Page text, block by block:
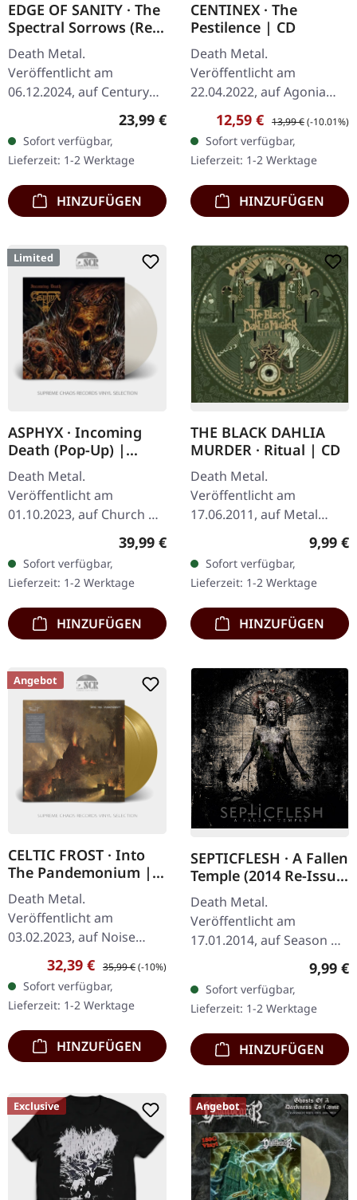
EDGE OF SANITY · The
Spectral Sorrows (Re-
Issue 2024) | 2CD
Death Metal.
Veröffentlicht am
06.12.2024, auf Century
Media Records. Limitierte
Deluxe 2CD Jewelcase in
O-Card Verpackung. "The
Spectral Sorrows"…
Regulärer Preis:
23,99 €
Sofort verfügbar,
Lieferzeit: 1-2 Werktage
HINZUFÜGEN
CENTINEX · The
Pestilence | CD
Death Metal.
Veröffentlicht am
22.04.2022, auf Agonia
Records. CD im Jewelcase.
Limitiert auf 1000 Stück.
Die schwedischen Death
Metal-Veteranen…
Verkaufspreis:
12,59 € Regulärer Preis:
13,99 €(-10.01%)
Sofort verfügbar,
Lieferzeit: 1-2 Werktage
HINZUFÜGEN
Limited
ASPHYX · Incoming
Death (Pop-Up) |
CLEAR LP
Death Metal.
Veröffentlicht am
01.10.2023, auf Church Of
Vinyl. Transparentes Vinyl
im Deluxe-Popup-Cover,
limitiert auf 235
Exemplare. Nummeriert:…
Regulärer Preis:
39,99 €
Sofort verfügbar,
Lieferzeit: 1-2 Werktage
HINZUFÜGEN
THE BLACK DAHLIA
MURDER · Ritual | CD
Death Metal.
Veröffentlicht am
17.06.2011, auf Metal
Blade Records. CD im
Jewelcase. "Ritual" von
The Black Dahlia Murder
ist ein kraftvolles
Zeugnis…
9,99 €
Sofort verfügbar,
Lieferzeit: 1-2 Werktage
HINZUFÜGEN
Angebot
CELTIC FROST · Into
The Pandemonium |
GOLD 2LP
Death Metal.
Veröffentlicht am
03.02.2023, auf Noise
Records. Goldenes
Doppelvinyl im Gatefold
Cover, 180g Vinyl-
Pressung. Celtic Frosts
"Into The…
Verkaufspreis:
32,39 € Regulärer Preis:
35,99 €(-10%)
Sofort verfügbar,
Lieferzeit: 1-2 Werktage
HINZUFÜGEN
SEPTICFLESH · A Fallen
Temple (2014 Re-Issue)
| CD
Death Metal.
Veröffentlicht am
17.01.2014, auf Season Of
Mist. CD im Jewelcase.
Septicflesh liefern mit „A
Fallen Temple" ein
atmosphärisches…
9,99 €
Sofort verfügbar,
Lieferzeit: 1-2 Werktage
HINZUFÜGEN
Exclusive Angebot